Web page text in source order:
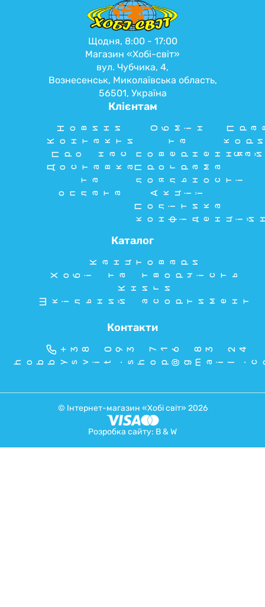
Щодня, 8:00 - 17:00
Магазин «Хобі-світ»
вул. Чубчика, 4,
Вознесенськ, Миколаївська область,
56501, Україна
Клієнтам
Новини
Контакти
Про нас
Доставка
та
оплата
Обмін
та
повернення
Програма
лояльності
Акції
Політика
Каталог
Канцтовари
Хобі та творчість
Книги
Шкільний асортимент
Контакти
+38 093 716 83 24
© Інтернет-магазин «Хобі світ» 2026
Розробка сайту: B & W